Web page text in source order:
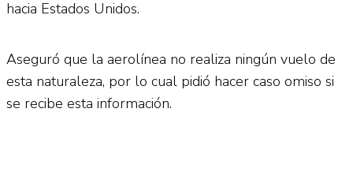
hacia Estados Unidos.
Aseguró que la aerolínea no realiza ningún vuelo de
esta naturaleza, por lo cual pidió hacer caso omiso si
se recibe esta información.